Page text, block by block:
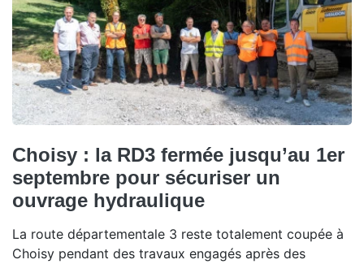
Choisy : la RD3 fermée jusqu’au 1er
septembre pour sécuriser un
ouvrage hydraulique
La route départementale 3 reste totalement coupée à
Choisy pendant des travaux engagés après des